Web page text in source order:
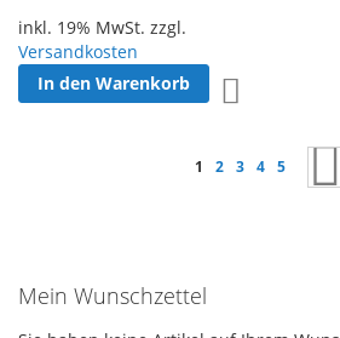
inkl. 19% MwSt. zzgl.
Versandkosten
In den Warenkorb
Seite
Sie lesen gerade Seite
1 Seite
2 Seite
3 Seite
4 Seite
5
Mein Wunschzettel